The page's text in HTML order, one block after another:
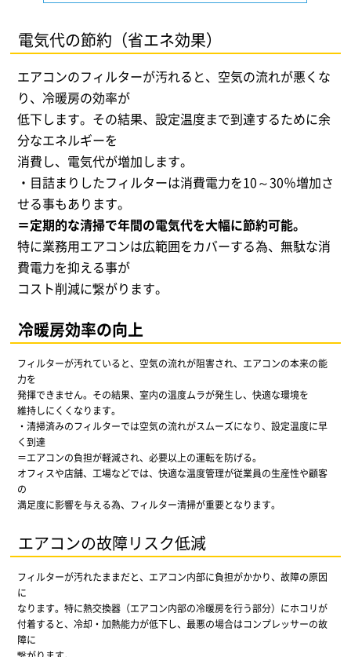
電気代の節約（省エネ効果）
エアコンのフィルターが汚れると、空気の流れが悪くな
り、冷暖房の効率が
低下します。その結果、設定温度まで到達するために余
分なエネルギーを
消費し、電気代が増加します。
・目詰まりしたフィルターは消費電力を10～30％増加さ
せる事もあります。
＝定期的な清掃で年間の電気代を大幅に節約可能。
特に業務用エアコンは広範囲をカバーする為、無駄な消
費電力を抑える事が
コスト削減に繋がります。
冷暖房効率の向上
フィルターが汚れていると、空気の流れが阻害され、エアコンの本来の能
力を
発揮できません。その結果、室内の温度ムラが発生し、快適な環境を
維持しにくくなります。
・清掃済みのフィルターでは空気の流れがスムーズになり、設定温度に早
く到達
＝エアコンの負担が軽減され、必要以上の運転を防げる。
オフィスや店舗、工場などでは、快適な温度管理が従業員の生産性や顧客
の
満足度に影響を与える為、フィルター清掃が重要となります。
エアコンの故障リスク低減
フィルターが汚れたままだと、エアコン内部に負担がかかり、故障の原因
に
なります。特に熱交換器（エアコン内部の冷暖房を行う部分）にホコリが
付着すると、冷却・加熱能力が低下し、最悪の場合はコンプレッサーの故
障に